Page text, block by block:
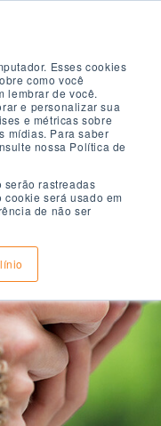
Esses cookies
como você
lembrar de você.
e personalizar sua
e métricas sobre
mídias. Para saber
nossa Política de
serão rastreadas
será usado em
de não ser